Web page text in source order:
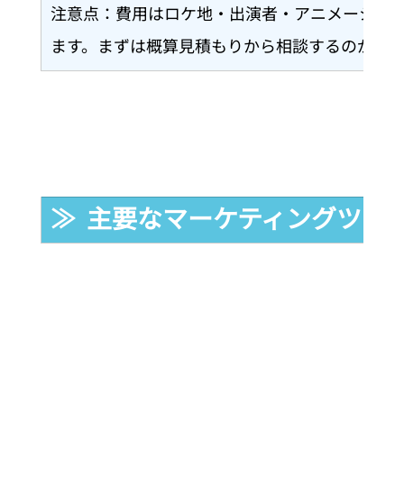
注意点：費用はロケ地・出演者・アニメーショ
ます。まずは概算見積もりから相談するのがお
≫  主要なマーケティングツー